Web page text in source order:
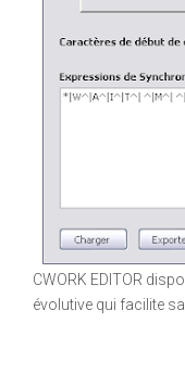
CWORK EDITOR
évolutive qui facilite